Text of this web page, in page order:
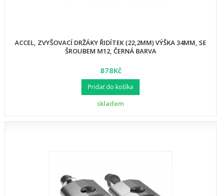
ACCEL, ZVYŠOVACÍ DRŽÁKY ŘIDÍTEK (22,2MM) VÝŠKA 34MM, SE
ŠROUBEM M12, ČERNÁ BARVA
878Kč
Pridať do košíka
skladem